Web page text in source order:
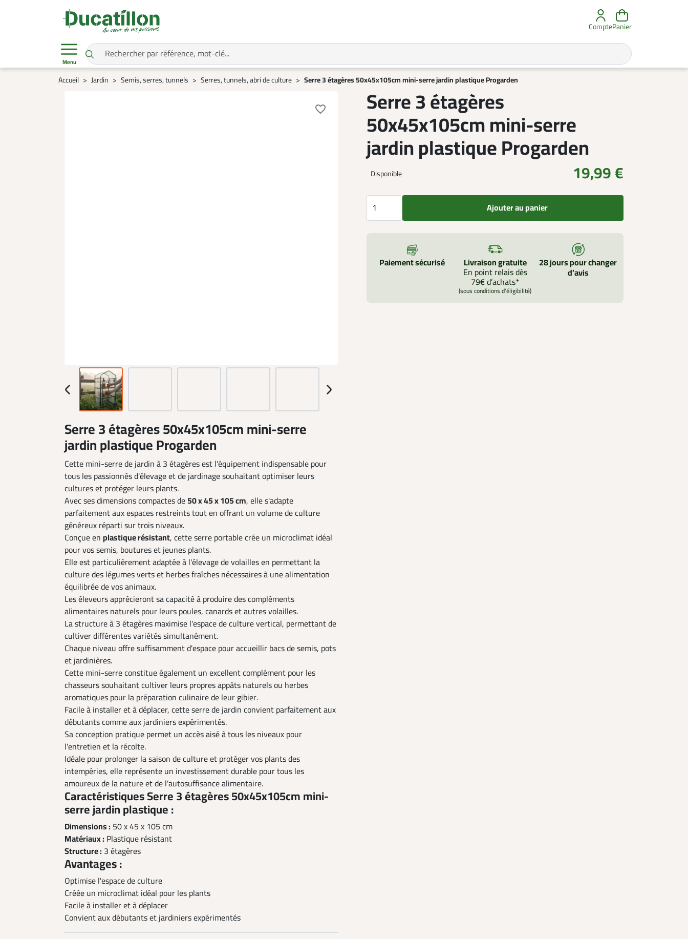
ComptePanier
Menu
Accueil Jardin Semis, serres, tunnels Serres, tunnels, abri de culture Serre 3 étagères 50x45x105cm mini-serre jardin plastique Progarden
favorite_border Serre 3 étagères
50x45x105cm mini-serre
jardin plastique Progarden
Disponible 19,99 €
Ajouter au panier
Paiement sécurisé Livraison gratuite
En point relais dès
79€ d’achats*
(sous conditions d'éligibilité)
28 jours pour changer
d’avis
Serre 3 étagères 50x45x105cm mini-serre
jardin plastique Progarden
Cette mini-serre de jardin à 3 étagères est l'équipement indispensable pour
tous les passionnés d'élevage et de jardinage souhaitant optimiser leurs
cultures et protéger leurs plants.
Avec ses dimensions compactes de50 x 45 x 105 cm, elle s'adapte
parfaitement aux espaces restreints tout en offrant un volume de culture
généreux réparti sur trois niveaux.
Conçue en plastique résistant, cette serre portable crée un microclimat idéal
pour vos semis, boutures et jeunes plants.
Elle est particulièrement adaptée à l'élevage de volailles en permettant la
culture des légumes verts et herbes fraîches nécessaires à une alimentation
équilibrée de vos animaux.
Les éleveurs apprécieront sa capacité à produire des compléments
alimentaires naturels pour leurs poules, canards et autres volailles.
La structure à 3 étagères maximise l'espace de culture vertical, permettant de
cultiver différentes variétés simultanément.
Chaque niveau offre suffisamment d'espace pour accueillir bacs de semis, pots
et jardinières.
Cette mini-serre constitue également un excellent complément pour les
chasseurs souhaitant cultiver leurs propres appâts naturels ou herbes
aromatiques pour la préparation culinaire de leur gibier.
Facile à installer et à déplacer, cette serre de jardin convient parfaitement aux
débutants comme aux jardiniers expérimentés.
Sa conception pratique permet un accès aisé à tous les niveaux pour
l'entretien et la récolte.
Idéale pour prolonger la saison de culture et protéger vos plants des
intempéries, elle représente un investissement durable pour tous les
amoureux de la nature et de l'autosuffisance alimentaire.
Caractéristiques Serre 3 étagères 50x45x105cm mini-
serre jardin plastique :
Dimensions : 50 x 45 x 105 cm
Matériaux : Plastique résistant
Structure : 3 étagères
Avantages :
Optimise l'espace de culture
Créée un microclimat idéal pour les plants
Facile à installer et à déplacer
Convient aux débutants et jardiniers expérimentés